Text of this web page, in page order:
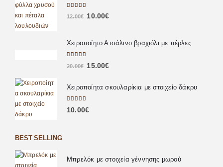
out of 5
12.00€ 10.00€
Χειροποίητο Ατσάλινο βραχιόλι με πέρλες
out of 5
20.00€ 15.00€
Χειροποίητα σκουλαρίκια με στοιχείο δάκρυ
0 out of 5
10.00€
BEST SELLING
Μπρελόκ με στοιχεία γέννησης μωρού